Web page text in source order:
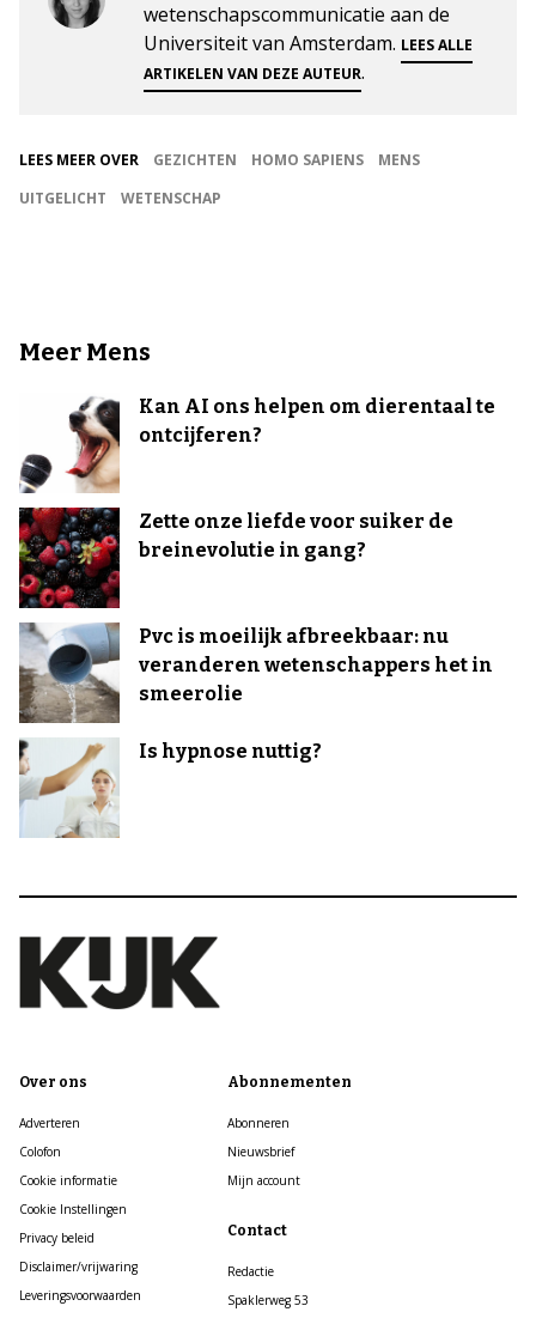
wetenschapscommunicatie aan de
Universiteit van Amsterdam. LEES ALLE
ARTIKELEN VAN DEZE AUTEUR.
LEES MEER OVER GEZICHTEN HOMO SAPIENS
MENS
UITGELICHT
WETENSCHAP
Meer Mens
Kan AI ons helpen om dierentaal te
ontcijferen?
Zette onze liefde voor suiker de
breinevolutie in gang?
Pvc is moeilijk afbreekbaar: nu
veranderen wetenschappers het in
smeerolie
Is hypnose nuttig?
Over ons
Adverteren
Colofon
Cookie informatie
Cookie Instellingen
Privacy beleid
Disclaimer/vrijwaring
Leveringsvoorwaarden
Abonnementen
Abonneren
Nieuwsbrief
Mijn account
Contact
Redactie
Spaklerweg 53